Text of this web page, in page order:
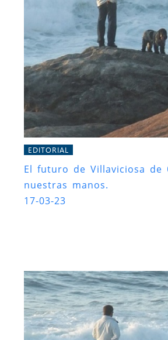
EDITORIAL
El futuro de Villaviciosa de
nuestras manos.
17-03-23